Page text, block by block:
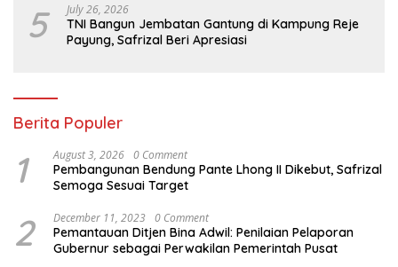
5 July 26, 2026
TNI Bangun Jembatan Gantung di Kampung Reje
Payung, Safrizal Beri Apresiasi
Berita Populer
1 August 3, 2026 0 Comment
Pembangunan Bendung Pante Lhong II Dikebut, Safrizal
Semoga Sesuai Target
2 December 11, 2023 0 Comment
Pemantauan Ditjen Bina Adwil: Penilaian Pelaporan
Gubernur sebagai Perwakilan Pemerintah Pusat